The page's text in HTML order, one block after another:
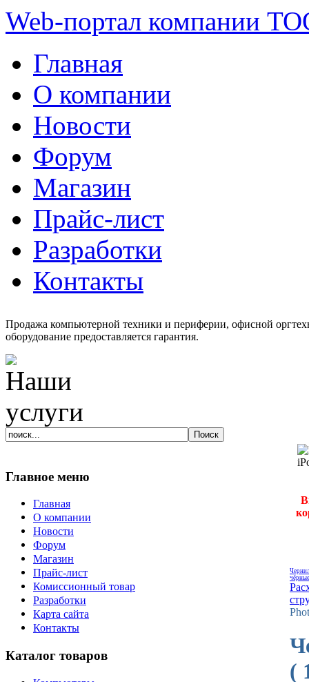
Web-портал компании
Главная
О компании
Новости
Форум
Магазин
Прайс-лист
Разработки
Контакты
Продажа компьютерной техники и периферии, офисной
оборудование предоставляется гарантия.
Главное меню
Главная
О компании
Новости
Форум
Магазин
Прайс-лист
Комиссионный товар
Разработки
Карта сайта
Контакты
Каталог товаров
чёрные
(